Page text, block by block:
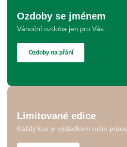
Ozdoby se jménem
Vánoční ozdoba jen pro Vás
Ozdoby na přání
Limitované edice
Každý kus je výsledkem ruční práce